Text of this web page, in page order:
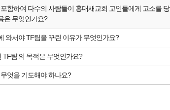
함하여 다수의 사람들이 홍대새교회 교인들에게 고소를 당
은 무엇인가요?
와서야 TF팀을 꾸린 이유가 무엇인가요?
TF팀‘의 목적은 무엇인가요?
엇을 기도해야 하나요?